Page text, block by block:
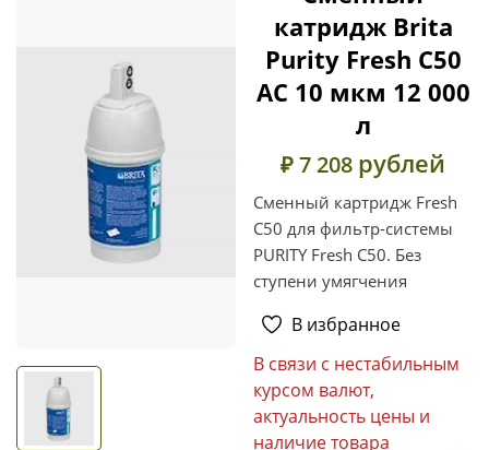
катридж Brita
Purity Fresh C50
AC 10 мкм 12 000
л
₽ 7 208 рублей
Сменный картридж Fresh
C50 для фильтр-системы
PURITY Fresh C50. Без
ступени умягчения
В избранное
В связи с нестабильным
курсом валют,
актуальность цены и
наличие товара